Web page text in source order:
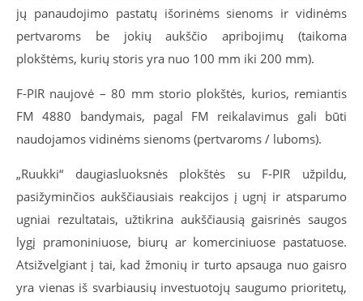
jų panaudojimo pastatų išorinėms sienoms ir vidinėms
pertvaroms be jokių aukščio apribojimų (taikoma
plokštėms, kurių storis yra nuo 100 mm iki 200 mm).
F-PIR naujovė – 80 mm storio plokštės, kurios, remiantis
FM 4880 bandymais, pagal FM reikalavimus gali būti
naudojamos vidinėms sienoms (pertvaroms / luboms).
„Ruukki“ daugiasluoksnės plokštės su F-PIR užpildu,
pasižyminčios aukščiausiais reakcijos į ugnį ir atsparumo
ugniai rezultatais, užtikrina aukščiausią gaisrinės saugos
lygį pramoniniuose, biurų ar komerciniuose pastatuose.
Atsižvelgiant į tai, kad žmonių ir turto apsauga nuo gaisro
yra vienas iš svarbiausių investuotojų saugumo prioritetų,